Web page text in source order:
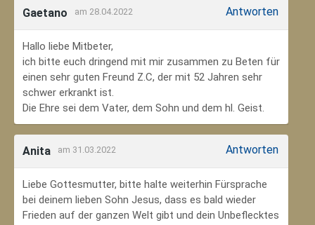
Gaetano am 28.04.2022 Antworten
Hallo liebe Mitbeter,
ich bitte euch dringend mit mir zusammen zu Beten für
einen sehr guten Freund Z.C, der mit 52 Jahren sehr
schwer erkrankt ist.
Die Ehre sei dem Vater, dem Sohn und dem hl. Geist.
Anita am 31.03.2022 Antworten
Liebe Gottesmutter, bitte halte weiterhin Fürsprache
bei deinem lieben Sohn Jesus, dass es bald wieder
Frieden auf der ganzen Welt gibt und dein Unbeflecktes